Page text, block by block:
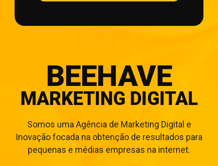
BEEHAVE
MARKETING DIGITAL
Somos uma Agência de Marketing Digital e
Inovação focada na obtenção de resultados para
pequenas e médias empresas na internet.